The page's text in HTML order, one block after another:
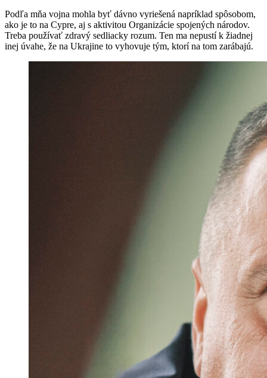
Podľa mňa vojna mohla byť dávno vyriešená napríklad spôsobom,
ako je to na Cypre, aj s aktivitou Organizácie spojených národov.
Treba používať zdravý sedliacky rozum. Ten ma nepustí k žiadnej
inej úvahe, že na Ukrajine to vyhovuje tým, ktorí na tom zarábajú.